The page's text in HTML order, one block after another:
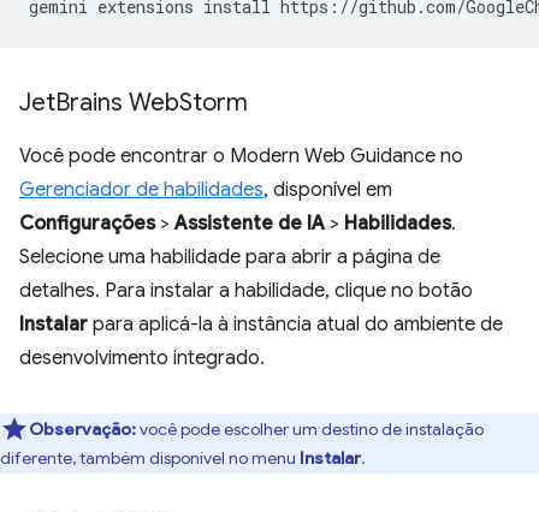
gemini extensions install https://github.com/
JetBrains WebStorm
Você pode encontrar o Modern Web Guidance no
Gerenciador de habilidades, disponível em
Configurações>Assistente de IA > Habilidades.
Selecione uma habilidade para abrir a página de
detalhes. Para instalar a habilidade, clique no botão
Instalar para aplicá-la à instância atual do ambiente de
desenvolvimento integrado.
Observação:você pode escolher um destino de instalação
diferente, também disponível no menu Instalar.